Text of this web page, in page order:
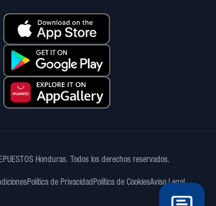
Honduras. Todos los derechos reservados.
Política de Privacidad Política de CookiesAviso Legal